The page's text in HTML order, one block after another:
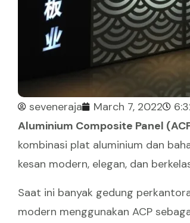
seveneraja March 7, 2022
Aluminium Composite Panel
kombinasi plat aluminium dan
kesan modern, elegan, dan
Saat ini banyak gedung
modern menggunakan ACP